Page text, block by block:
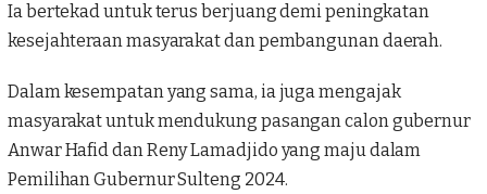
Ia bertekad untuk terus berjuang demi peningkatan
kesejahteraan masyarakat dan pembangunan daerah.
Dalam kesempatan yang sama, ia juga mengajak
masyarakat untuk mendukung pasangan calon gubernur
Anwar Hafid dan Reny Lamadjido yang maju dalam
Pemilihan Gubernur Sulteng 2024.